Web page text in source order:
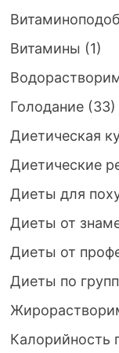
Витамины (1)
Голодание(33)
Диетическая
Диетические
Диеты для
Диеты от
Диеты от
Диеты по
Калорийность